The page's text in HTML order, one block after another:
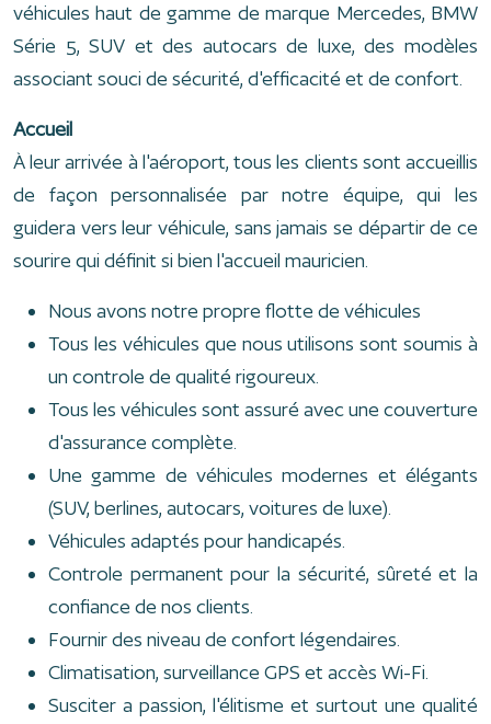
véhicules haut de gamme de marque Mercedes, BMW
Série 5, SUV et des autocars de luxe, des modèles
associant souci de sécurité, d'efficacité et de confort.
Accueil
À leur arrivée à l'aéroport, tous les clients sont accueillis
de façon personnalisée par notre équipe, qui les
guidera vers leur véhicule, sans jamais se départir de ce
sourire qui définit si bien l'accueil mauricien.
Nous avons notre propre flotte de véhicules
Tous les véhicules que nous utilisons sont soumis à
un controle de qualité rigoureux.
Tous les véhicules sont assuré avec une couverture
d'assurance complète.
Une gamme de véhicules modernes et élégants
(SUV, berlines, autocars, voitures de luxe).
Véhicules adaptés pour handicapés.
Controle permanent pour la sécurité, sûreté et la
confiance de nos clients.
Fournir des niveau de confort légendaires.
Climatisation, surveillance GPS et accès Wi-Fi.
Susciter a passion, l'élitisme et surtout une qualité